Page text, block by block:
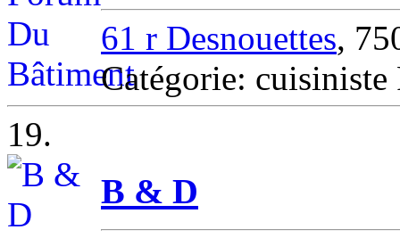
61 r Desnouettes,
Catégorie: cuisiniste
19.
B & D